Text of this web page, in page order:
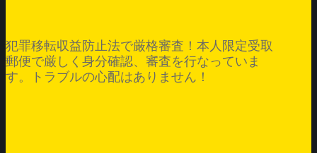
犯罪移転収益防止法で厳格審査！本人限定受取
郵便で厳しく身分確認、審査を行なっていま
す。トラブルの心配はありません！